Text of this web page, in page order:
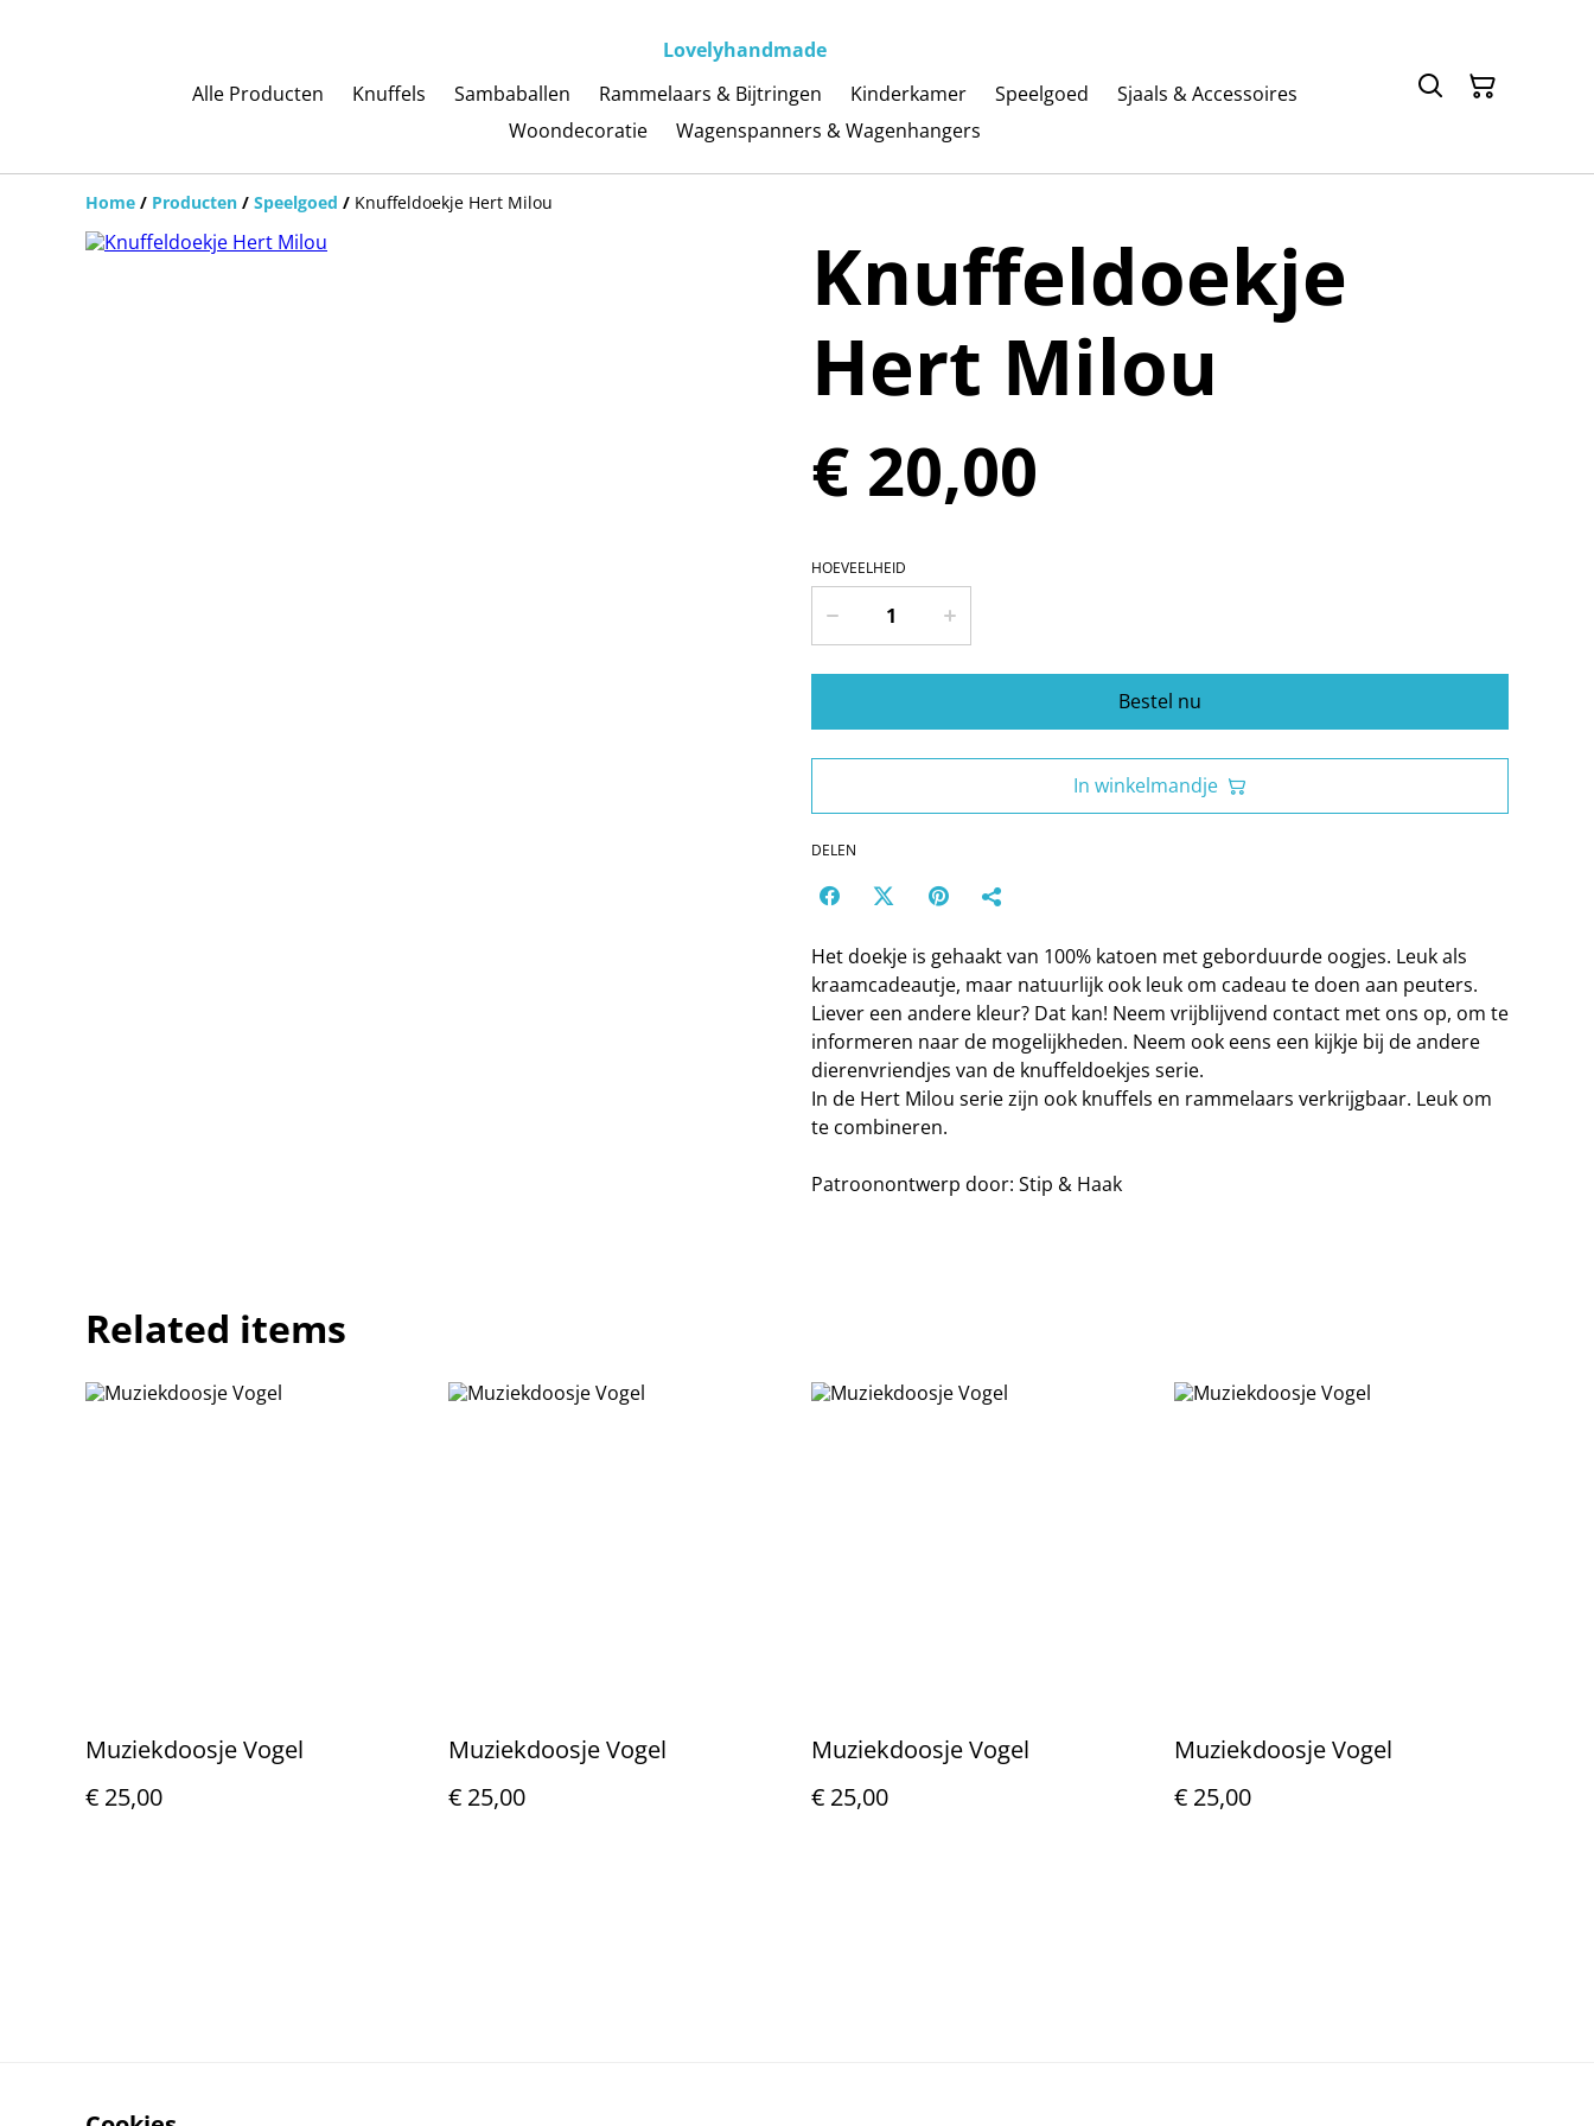
Lovelyhandmade
Alle Producten
Knuffels Sambaballen Rammelaars & Bijtringen Kinderkamer Speelgoed
Sjaals & Accessoires
Woondecoratie
Wagenspanners & Wagenhangers
Home / Producten / Speelgoed / Knuffeldoekje Hert Milou
Knuffeldoekje
Hert Milou
€ 20,00
HOEVEELHEID
Bestel nu
In winkelmandje
DELEN
Het doekje is gehaakt van 100% katoen met geborduurde oogjes. Leuk als
kraamcadeautje, maar natuurlijk ook leuk om cadeau te doen aan peuters.
Liever een andere kleur? Dat kan! Neem vrijblijvend contact met ons op, om te
informeren naar de mogelijkheden. Neem ook eens een kijkje bij de andere
dierenvriendjes van de knuffeldoekjes serie.
In de Hert Milou serie zijn ook knuffels en rammelaars verkrijgbaar. Leuk om
te combineren.
Patroonontwerp door: Stip & Haak
Related items
Muziekdoosje Vogel
€ 25,00
Muziekdoosje Vogel
€ 25,00
Muziekdoosje Vogel
€ 25,00
Muziekdoosje Vogel
€ 25,00